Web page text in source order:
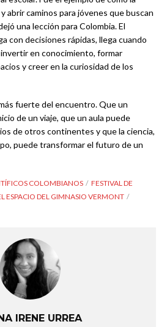
abrir caminos para jóvenes que buscan
una lección para Colombia. El
con decisiones rápidas, llega cuando
en conocimiento, formar
y creer en la curiosidad de los
fuerte del encuentro. Que un
de un viaje, que un aula puede
de otros continentes y que la ciencia,
puede transformar el futuro de un
COLOMBIANOS
FESTIVAL DE
ESPACIO DEL GIMNASIO VERMONT
IRENE URREA